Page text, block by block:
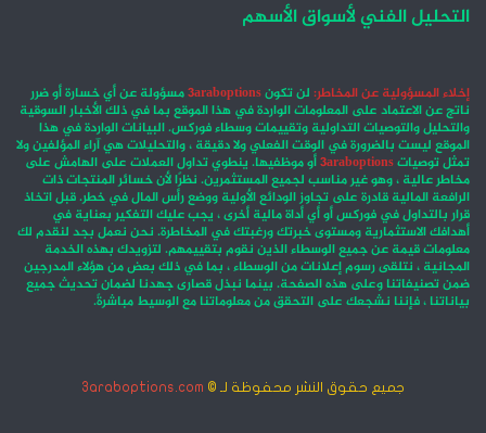
التحليل الفني لأسواق الأسهم
إخلاء المسؤولية عن المخاطر: لن تكون3araboptionsمسؤولة عن أي خسارة أو ضرر
ناتج عن الاعتماد على المعلومات الواردة في هذا الموقع بما في ذلك الأخبار السوقية
والتحليل والتوصيات التداولية وتقييمات وسطاء فوركس. البيانات الواردة في هذا
الموقع ليست بالضرورة في الوقت الفعلي ولا دقيقة ، والتحليلات هي آراء المؤلفين ولا
تمثل توصيات3araboptionsأو موظفيها. ينطوي تداول العملات على الهامش على
مخاطر عالية ، وهو غير مناسب لجميع المستثمرين. نظرًا لأن خسائر المنتجات ذات
الرافعة المالية قادرة على تجاوز الودائع الأولية ووضع رأس المال في خطر. قبل اتخاذ
قرار بالتداول في فوركس أو أي أداة مالية أخرى ، يجب عليك التفكير بعناية في
أهدافك الاستثمارية ومستوى خبرتك ورغبتك في المخاطرة. نحن نعمل بجد لنقدم لك
معلومات قيمة عن جميع الوسطاء الذين نقوم بتقييمهم. لتزويدك بهذه الخدمة
المجانية ، نتلقى رسوم إعلانات من الوسطاء ، بما في ذلك بعض من هؤلاء المدرجين
ضمن تصنيفاتنا وعلى هذه الصفحة. بينما نبذل قصارى جهدنا لضمان تحديث جميع
بياناتنا ، فإننا نشجعك على التحقق من معلوماتنا مع الوسيط مباشرةً.
جميع حقوق النشر محفوظة لـ © 3araboptions.com